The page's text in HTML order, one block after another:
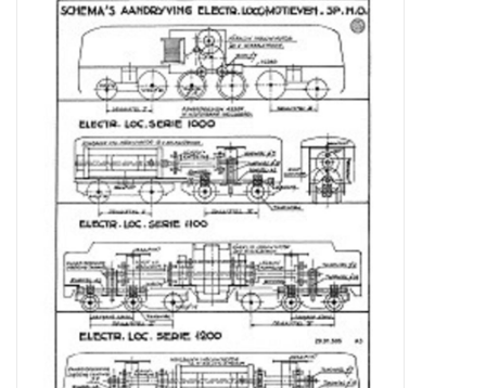
Maschinen
Dokumentation
Zeitschriften
Neue Zeichnungen
NEUE ZEITSCHRIFTEN
ABONNEMENT DER
MODELLBAUER